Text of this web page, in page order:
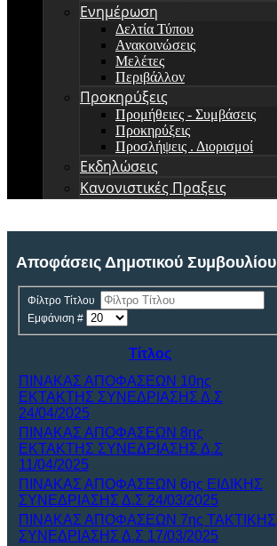
Ενημέρωση
Δελτία Τύπου
Ανακοινώσεις
Μελέτες
Περιβάλλον
Προκηρύξεις
Προμήθειες - Συμβάσεις
Προκηρύξεις
Προσλήψεις . Διορισμοί
Εκδηλώσεις
Κανονιστικές Πραξεις
Αποφάσεις Δημοτικού Συμβουλίου
Φίλτρο Τίτλου
Εμφάνιση #
Τίτλος
ΠΙΝΑΚΑΣ ΑΠΟΦΑΣΕΩΝ 10ης
ΕΚΤΑΚΤΗΣ ΣΥΝΕΔΡΙΑΣΗΣ Δ.Σ
24/04/2025
ΠΙΝΑΚΑΣ ΑΠΟΦΑΣΕΩΝ 8ης
ΕΚΤΑΚΤΗΣ ΣΥΝΕΔΡΙΑΣΗΣ Δ.Σ
11/04/2025
ΠΙΝΑΚΑΣ ΑΠΟΦΑΣΕΩΝ 6ης ΕΙΔΙΚΗΣ
ΣΥΝΕΔΡΙΑΣΗΣ Δ.Σ 24/03/2025
ΠΙΝΑΚΑΣ ΑΠΟΦΑΣΕΩΝ 7ης ΤΑΚΤΙΚΗΣ
ΣΥΝΕΔΡΙΑΣΗΣ Δ.Σ 17/03/2025